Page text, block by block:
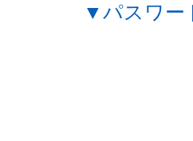
▼パスワー